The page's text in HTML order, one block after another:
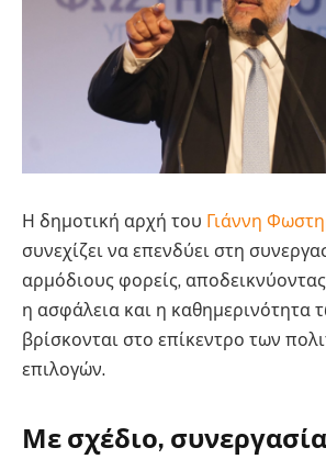
Η δημοτική αρχή του Γιάννη
συνεχίζει να επενδύει στη
αρμόδιους φορείς,
η ασφάλεια και η καθημερινότητα
βρίσκονται στο επίκεντρο των
επιλογών.
Με σχέδιο,